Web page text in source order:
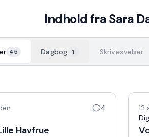
Indhold fraSara
45 Dagbog 1 Skriveøvelser
4
Havfrue
12